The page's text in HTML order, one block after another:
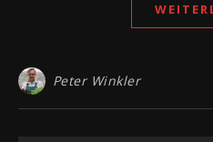
Peter Winkler